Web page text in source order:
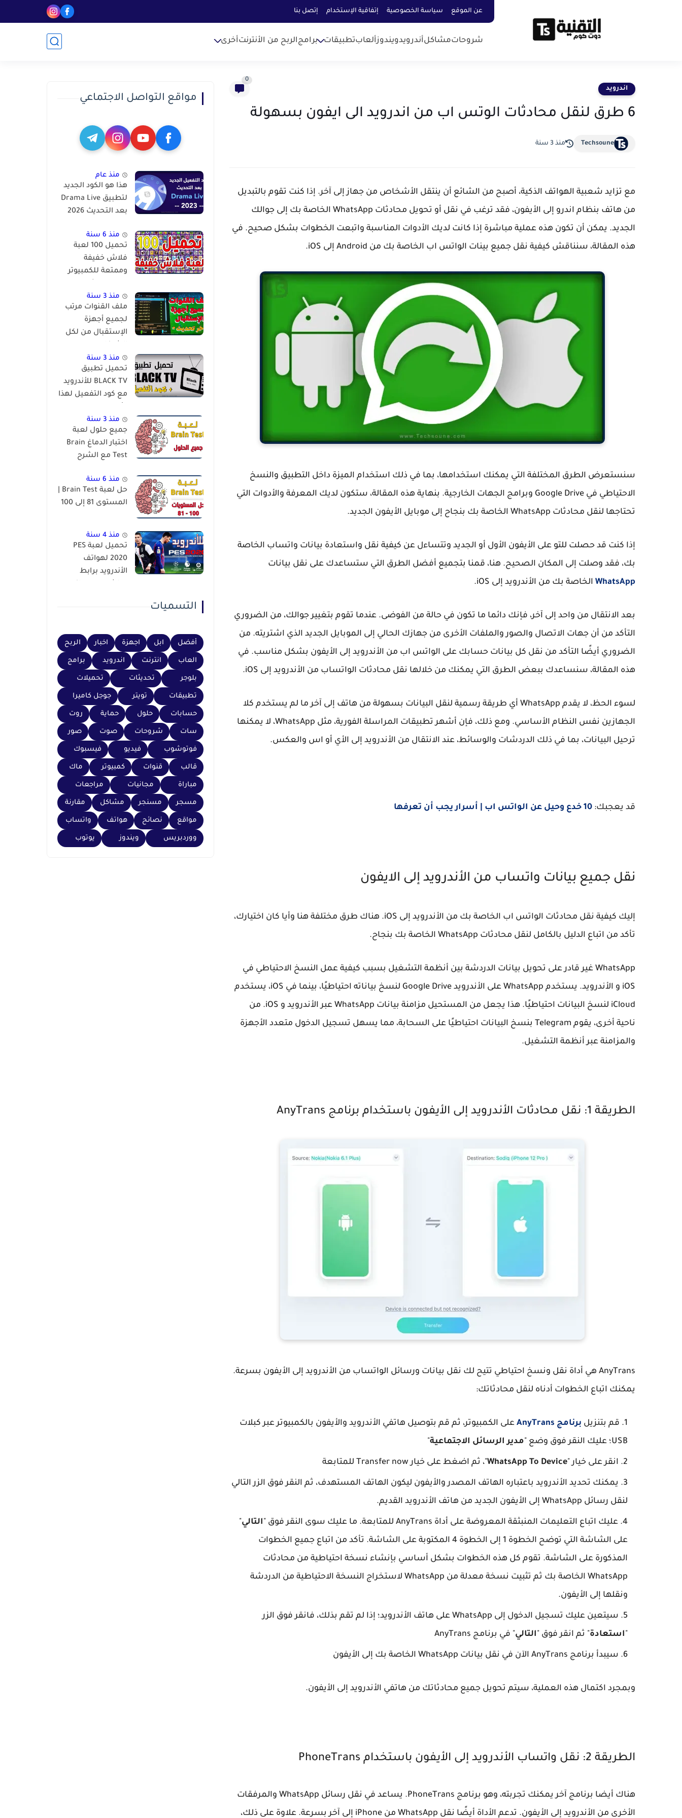
عن الموقع سياسة الخصوصية إتفاقية الإستخدام إتصل بنا
شروحاتمشاكلأندرويدويندوزألعابتطبيقات برامجالربح من الأنترنتأخرى
اندرويد
0
6 طرق لنقل محادثات الوتس اب من اندرويد الى ايفون بسهولة
Techsoune منذ 3 سنة
مع تزايد شعبية الهواتف الذكية، أصبح من الشائع أن ينتقل الأشخاص من جهاز إلى آخر. إذا كنت تقوم بالتبديل
من هاتف بنظام اندرو إلى الأيفون، فقد ترغب في نقل أو تحويل محادثات WhatsApp الخاصة بك إلى جوالك
الجديد. يمكن أن تكون هذه عملية مباشرة إذا كانت لديك الأدوات المناسبة واتبعت الخطوات بشكل صحيح. في
هذه المقالة، سنناقش كيفية نقل جميع بينات الواتس اب الخاصة بك من Android إلى iOS.
سنستعرض الطرق المختلفة التي يمكنك استخدامها، بما في ذلك استخدام الميزة داخل التطبيق والنسخ
الاحتياطي في Google Drive وبرامج الجهات الخارجية. بنهاية هذه المقالة، ستكون لديك المعرفة والأدوات التي
تحتاجها لنقل محادثات WhatsApp الخاصة بك بنجاح إلى موبايل الأيفون الجديد.
إذا كنت قد حصلت للتو على الأيفون الأول أو الجديد وتتساءل عن كيفية نقل واستعادة بيانات واتساب الخاصة
بك، فقد وصلت إلى المكان الصحيح. هنا، قمنا بتجميع أفضل الطرق التي ستساعدك على نقل بيانات
WhatsApp الخاصة بك من الأندرويد إلى iOS.
بعد الانتقال من واحد إلى آخر، فإنك دائما ما تكون في حالة من الفوضى. عندما تقوم بتغيير جوالك، من الضروري
التأكد من أن جهات الاتصال والصور والملفات الأخرى من جهازك الحالي إلى الموبايل الجديد الذي اشتريته. من
الضروري أيضًا التأكد من نقل كل بيانات حسابك على الواتس اب من الأندرويد إلى الأيفون بشكل مناسب. في
هذه المقالة، سنساعدك ببعض الطرق التي يمكنك من خلالها نقل محادثات الواتساب من الأندرويد إلى iOS.
لسوء الحظ، لا يقدم WhatsApp أي طريقة رسمية لنقل البيانات بسهولة من هاتف إلى آخر ما لم يستخدم كلا
الجهازين نفس النظام الأساسي. ومع ذلك، فإن أشهر تطبيقات المراسلة الفورية، مثل WhatsApp، لا يمكنها
ترحيل البيانات، بما في ذلك الدردشات والوسائط، عند الانتقال من الأندرويد إلى الأي أو اس والعكس.
قد يعجبك: 10 خدع وحيل عن الواتس اب | أسرار يجب أن تعرفها
نقل جميع بيانات واتساب من الأندرويد إلى الايفون
إليك كيفية نقل محادثات الواتس اب الخاصة بك من الأندرويد إلى iOS. هناك طرق مختلفة هنا وأيا كان اختيارك،
تأكد من اتباع الدليل بالكامل لنقل محادثات WhatsApp الخاصة بك بنجاح.
WhatsApp غير قادر على تحويل بيانات الدردشة بين أنظمة التشغيل بسبب كيفية عمل النسخ الاحتياطي في
iOS و الأندرويد. يستخدم WhatsApp على الأندرويد Google Drive لنسخ بياناته احتياطيًا، بينما في iOS، يستخدم
iCloud لنسخ البيانات احتياطيًا. هذا يجعل من المستحيل مزامنة بيانات WhatsApp عبر الأندرويد و iOS. من
ناحية أخرى، يقوم Telegram بنسخ البيانات احتياطيًا على السحابة، مما يسهل تسجيل الدخول متعدد الأجهزة
والمزامنة عبر أنظمة التشغيل.
الطريقة 1: نقل محادثات الأندرويد إلى الأيفون باستخدام برنامج AnyTrans
AnyTrans هي أداة نقل ونسخ احتياطي تتيح لك نقل بيانات ورسائل الواتساب من الأندرويد إلى الأيفون بسرعة.
يمكنك اتباع الخطوات أدناه لنقل محادثاتك:
قم بتنزيل برنامج AnyTrans
على الكمبيوتر، ثم قم بتوصيل هاتفي الأندرويد والأيفون بالكمبيوتر عبر كبلات
USB؛ عليك النقر فوق وضع "
مدير الرسائل الاجتماعية"
انقر على خيار "WhatsApp To Device"، ثم اضغط على خيار Transfer now للمتابعة
يمكنك تحديد الأندرويد باعتباره الهاتف المصدر والأيفون ليكون الهاتف المستهدف، ثم النقر فوق الزر التالي
لنقل رسائل WhatsApp إلى الأيفون الجديد من هاتف الأندرويد القديم.
عليك اتباع التعليمات المنبثقة المعروضة على أداة AnyTrans للمتابعة. ما عليك سوى النقر فوق " التالي"
على الشاشة التي توضح الخطوة 1 إلى الخطوة 4 المكتوبة على الشاشة. تأكد من اتباع جميع الخطوات
المذكورة على الشاشة. تقوم كل هذه الخطوات بشكل أساسي بإنشاء نسخة احتياطية من محادثات
WhatsApp الخاصة بك ثم تثبيت نسخة معدلة من WhatsApp لاستخراج النسخة الاحتياطية من الدردشة
ونقلها إلى الأيفون.
سيتعين عليك تسجيل الدخول إلى WhatsApp على هاتف الأندرويد؛ إذا لم تقم بذلك، فانقر فوق الزر
"استعادة" ثم انقر فوق "التالي" في برنامج AnyTrans
سيبدأ برنامج AnyTrans الآن في نقل بيانات WhatsApp الخاصة بك إلى الأيفون
وبمجرد اكتمال هذه العملية، سيتم تحويل جميع محادثاتك من هاتفي الأندرويد إلى الأيفون.
الطريقة 2: نقل واتساب الأندرويد إلى الأيفون باستخدام PhoneTrans
هناك أيضا برنامج آخر يمكنك تجربته، وهو برنامج PhoneTrans. يساعد في نقل رسائل WhatsApp والمرفقات
الأخرى من الأندرويد إلى الأيفون. تدعم الأداة أيضًا نقل WhatsApp من iPhone إلى آخر بسرعة. علاوة على ذلك،
مواقع التواصل الاجتماعي
منذ عام
هذا هو الكود الجديد
لتطبيق Drama Live
بعد التحديث 2026
منذ 6 سنة
تحميل 100 لعبة
فلاش خفيفة
وممتعة للكمبيوتر
منذ 3 سنة
ملف القنوات مرتب
لجميع أجهزة
الإستقبال من لكل
والمعالجات
منذ 3 سنة
تحميل تطبيق
BLACK TV للأندرويد
مع كود التفعيل لهذا
منذ 3 سنة
جميع حلول لعبة
اختبار الدماغ Brain
Test مع الشرح
منذ 6 سنة
المستوى 81 إلى 100
منذ 4 سنة
تحميل لعبة PES
2020 لهواتف
الأندرويد برابط
التسميات
أفضل ابل اجهزة اخبار الربح
العاب انترنت اندرويد برامج
بلوجر تحديثات تحميلات
تطبيقات تويتر جوجل كاميرا
حسابات حلول حماية روت
سات شروحات صوت صور
فوتوشوب فيديو فيسبوك
قالب قنوات كمبيوتر ماك
مباراة مجانيات مراجعات
مسجر مسنجر مشاكل مقارنة
مواقع نصائح هواتف واتساب
ووردبريس ويندوز يوتوب